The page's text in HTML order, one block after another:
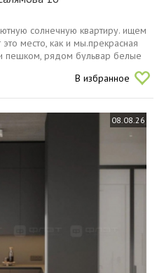
солнечную квартиру. ищем
место, как и мы.прекрасная
пешком, рядом бульвар белые
тц, парк победы,
В избранное
08.08.26